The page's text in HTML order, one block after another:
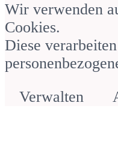
– Sandra Schuster
Wir verwenden
Cookies.
Diese
Verwalten